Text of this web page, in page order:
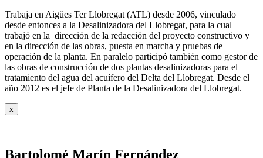
Trabaja en Aigües Ter Llobregat (ATL) desde 2006, vinculado
desde entonces a la Desalinizadora del Llobregat, para la cual
trabajó en la dirección de la redacción del proyecto constructivo y
en la dirección de las obras, puesta en marcha y pruebas de
operación de la planta. En paralelo participó también como gestor de
las obras de construcción de dos plantas desalinizadoras para el
tratamiento del agua del acuífero del Delta del Llobregat. Desde el
año 2012 es el jefe de Planta de la Desalinizadora del Llobregat.
x
Bartolomé Marín Fernández